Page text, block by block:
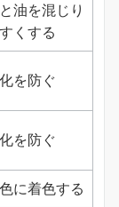
油を混じり
くする
を防ぐ
を防ぐ
に着色する